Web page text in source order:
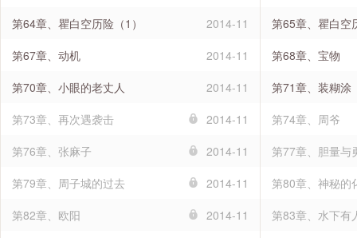
第64章、瞿白空历险（1）
2014-11
第65章、瞿白空
第67章、动机
2014-11
第68章、宝物
第70章、小眼的老丈人
2014-11
第71章、装糊涂
第73章、再次遇袭击
2014-11
第74章、周爷
第76章、张麻子
2014-11
第77章、胆量与
第79章、周子城的过去
2014-11
第80章、神秘的
第82章、欧阳
2014-11
第83章、水下有